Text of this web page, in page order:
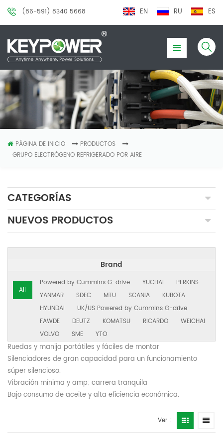
(86-591) 8340 5668 EN RU ES
PÁGINA DE INICIO
PRODUCTOS
GRUPO ELECTRÓGENO REFRIGERADO POR AIRE
CATEGORÍAS
NUEVOS PRODUCTOS
Brand
All
Powered by Cummins G-drive YUCHAI
PERKINS
YANMAR
SDEC MTU SCANIA
KUBOTA
HYUNDAI
UK/US Powered by Cummins G-drive
FAWDE
DEUTZ KOMATSU RICARDO
WEICHAI
VOLVO
SME YTO
Ruedas y manija portátiles y fáciles de montar
Silenciadores de gran capacidad para un funcionamiento
súper silencioso.
Vibración mínima y amp; carrera tranquila
Bajo consumo de aceite y alta eficiencia económica.
Ver :